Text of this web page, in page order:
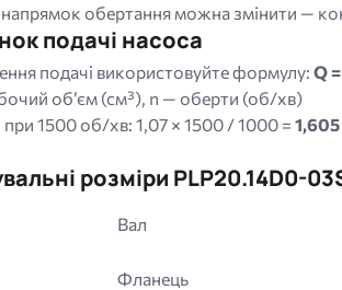
обертання можна змінити —
подачі насоса
подачі використовуйте формулу: Q
об’єм (см³), n — оберти (об/хв)
1500 об/хв: 1,07 × 1500 / 1000 =
розміри PLP20.14D0-
Вал
Фланець